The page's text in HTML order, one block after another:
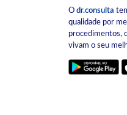
O dr.consulta
qualidade por
procedimentos,
vivam o seu